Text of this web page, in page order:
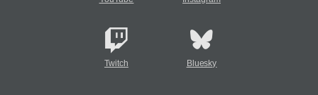
Twitch Bluesky